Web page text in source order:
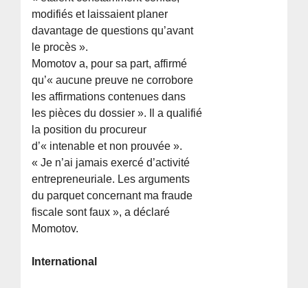
modifiés et laissaient planer
davantage de questions qu’avant
le procès ».
Momotov a, pour sa part, affirmé
qu’« aucune preuve ne corrobore
les affirmations contenues dans
les pièces du dossier ». Il a qualifié
la position du procureur
d’« intenable et non prouvée ».
« Je n’ai jamais exercé d’activité
entrepreneuriale. Les arguments
du parquet concernant ma fraude
fiscale sont faux », a déclaré
Momotov.
International